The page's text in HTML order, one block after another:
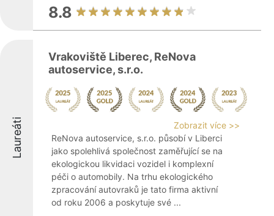
8.8
Laureáti
Vrakoviště Liberec, ReNova
autoservice, s.r.o.
Zobrazit více >>
ReNova autoservice, s.r.o. působí v Liberci
jako spolehlivá společnost zaměřující se na
ekologickou likvidaci vozidel i komplexní
péči o automobily. Na trhu ekologického
zpracování autovraků je tato firma aktivní
od roku 2006 a poskytuje své ...